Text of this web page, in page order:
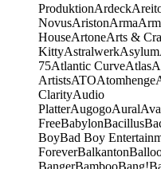
ProduktionArdeck
NovusAristonArma
HouseArtoneArts &
KittyAstralwerkAsylum
75Atlantic CurveAtlas
ArtistsATOAtomhenge
ClarityAudio
PlatterAugogoAural
FreeBabylonBacillus
BoyBad Boy
ForeverBalkanton